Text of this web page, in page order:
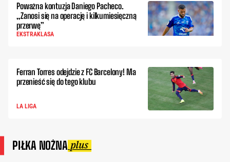
Poważna kontuzja Daniego Pacheco.
„Zanosi się na operację i kilkumiesięczną
przerwę”
EKSTRAKLASA
Ferran Torres odejdzie z FC Barcelony! Ma
przenieść się do tego klubu
LA LIGA
PIŁKA NOŻNA